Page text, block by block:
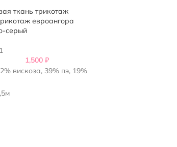
евроангора
серый
1,500 ₽
вискоза, 39% пэ, 19%